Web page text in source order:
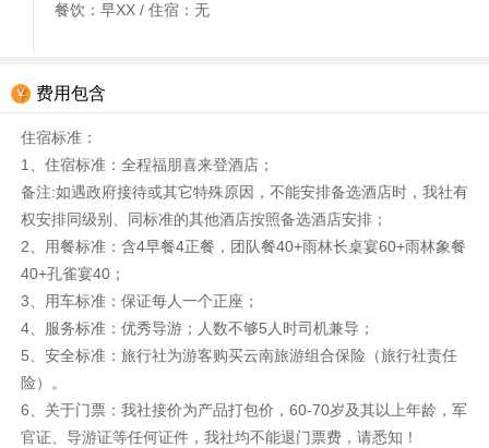
餐饮：早XX / 住宿：无
费用包含
住宿标准：
1、住宿标准：全程福朋喜来登酒店；
备注:如遇政府接待或其它特殊原因，不能安排备选酒店时，我社有
权安排同级别、同标准的其他酒店按照备选酒店安排；
2、用餐标准：含4早餐4正餐，团队餐40+雨林长桌宴60+雨林象餐
40+孔雀宴40；
3、用车标准：保证每人一个正座；
4、服务标准：优秀导游；人数不够5人时司机兼导；
5、安全标准：旅行社为游客购买云南旅游组合保险（旅行社责任
险）。
6、关于门票：我社接价为产品打包价，60-70岁及其以上年龄，军
官证、导游证等任何证件，我社均不能退门票费，请悉知！